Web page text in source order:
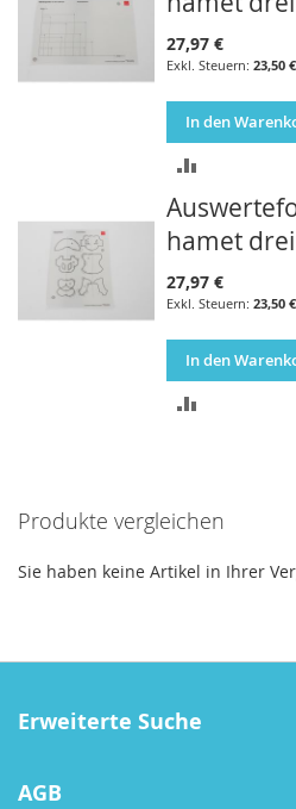
27,97 €
23,50 €
In den
hamet
27,97 €
23,50 €
In den
Produkte vergleichen
Sie haben keine Artikel in Ihrer
Erweiterte Suche
AGB